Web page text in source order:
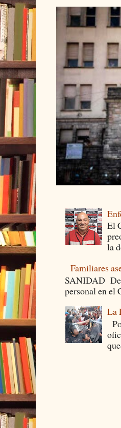
El
la
Familiares
SANIDAD
personal en
La